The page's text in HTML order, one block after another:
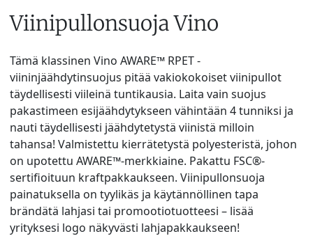
Viinipullonsuoja Vino
Tämä klassinen Vino AWARE™ RPET -
viininjäähdytinsuojus pitää vakiokokoiset viinipullot
täydellisesti viileinä tuntikausia. Laita vain suojus
pakastimeen esijäähdytykseen vähintään 4 tunniksi ja
nauti täydellisesti jäähdytetystä viinistä milloin
tahansa! Valmistettu kierrätetystä polyesteristä, johon
on upotettu AWARE™-merkkiaine. Pakattu FSC®-
sertifioituun kraftpakkaukseen. Viinipullonsuoja
painatuksella on tyylikäs ja käytännöllinen tapa
brändätä lahjasi tai promootiotuotteesi – lisää
yrityksesi logo näkyvästi lahjapakkaukseen!